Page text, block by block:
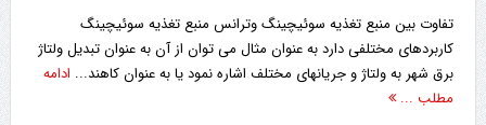
تفاوت بین منبع تغذیه سوئیچینگ وترانس منبع تغذیه سوئیچینگ
کاربردهای مختلفی دارد به عنوان مثال می توان از آن به عنوان تبدیل ولتاژ
برق شهر به ولتاژ و جریانهای مختلف اشاره نمود یا به عنوان کاهند... ادامه
مطلب ...